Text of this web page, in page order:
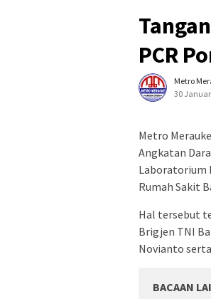
PCR
Metro
30
Metro
Angkatan
Laboratorium
Rumah Sakit
Hal tersebut
Brigjen TNI
Novianto
BACAAN